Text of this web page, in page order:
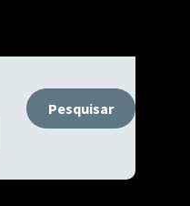
Pesquisar